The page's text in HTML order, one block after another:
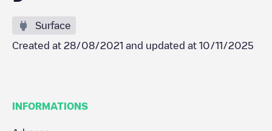
Surface
Created at 28/08/2021 and updated at 10/11/2025
INFORMATIONS